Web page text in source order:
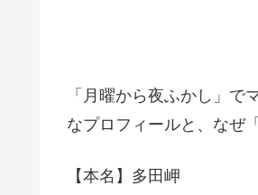
「月曜から夜ふかし」
なプロフィールと、なぜ
【本名】多田岬